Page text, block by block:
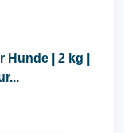
| 2 kg |